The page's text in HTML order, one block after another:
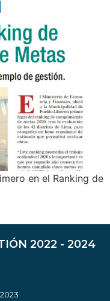
en el Ranking de
2022 - 2024